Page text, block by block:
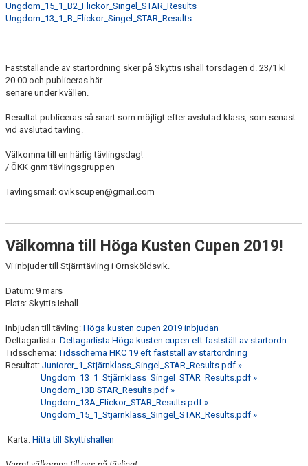
Ungdom_15_1_B2_Flickor_Singel_STAR_Results
Ungdom_13_1_B_Flickor_Singel_STAR_Results
Fastställande av startordning sker på Skyttis ishall torsdagen d. 23/1 kl
20.00 och publiceras här
senare under kvällen.
Resultat publiceras så snart som möjligt efter avslutad klass, som senast
vid avslutad tävling.
Välkomna till en härlig tävlingsdag!
/ ÖKK gnm tävlingsgruppen
Tävlingsmail: ovikscupen@gmail.com
Välkomna till Höga Kusten Cupen 2019!
Vi inbjuder till Stjärntävling i Örnsköldsvik.
Datum: 9 mars
Plats: Skyttis Ishall
Inbjudan till tävling: Höga kusten cupen 2019 inbjudan
Deltagarlista: Deltagarlista Höga kusten cupen eft fastställ av startordn.
Tidsschema:Tidsschema HKC 19 eft fastställ av startordning
Resultat: Juniorer_1_Stjärnklass_Singel_STAR_Results.pdf »
Ungdom_13_1_Stjärnklass_Singel_STAR_Results.pdf »
Ungdom_13B STAR_Results.pdf »
Ungdom_13A_Flickor_STAR_Results.pdf »
Ungdom_15_1_Stjärnklass_Singel_STAR_Results.pdf »
Karta: Hitta till Skyttishallen